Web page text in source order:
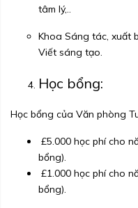
tâm lý,..
Khoa Sáng tác, xuất
Viết sáng tạo.
Học bổng:
Học bổng của Văn phòng
£5.000 học phí cho
bổng).
£1.000 học phí cho
bổng).